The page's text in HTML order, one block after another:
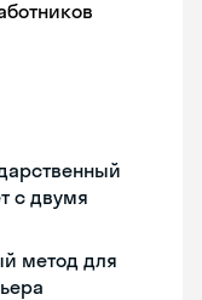
с двумя
метод для